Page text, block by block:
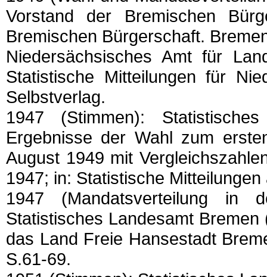
Vorstand der Bremischen
Bremischen Bürgerschaft.
Niedersächsisches Amt für
Statistische Mitteilungen für
Selbstverlag.
1947 (Stimmen):
Ergebnisse der Wahl zum
August 1949 mit
1947; in: Statistische
1947 (Mandatsverteilung in
Statistisches Landesamt
das Land Freie Hansestadt
S.61-69.